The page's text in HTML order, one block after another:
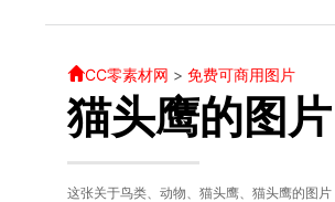
CC零素材网 > 免费可商用图片
猫头鹰的图
这张关于鸟类、动物、猫头鹰、猫头鹰的